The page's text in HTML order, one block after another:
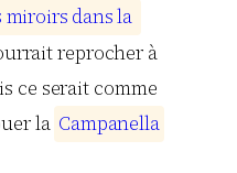
miroirs dansla
reprocher à
ce serait comme
la Campanella